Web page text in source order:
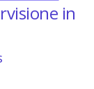
in